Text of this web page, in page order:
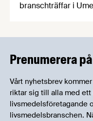
branschträffar i
Prenumerera
Vårt nyhetsbrev
riktar sig till alla med
livsmedelsföretagande
livsmedelsbranschen.